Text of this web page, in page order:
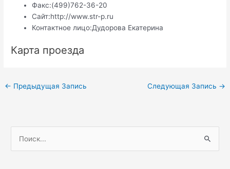
Факс:(499)762-36-20
Сайт:http://www.str-p.ru
Контактное лицо:Дудорова Екатерина
Карта проезда
Навигация
← Предыдущая Запись Следующая Запись →